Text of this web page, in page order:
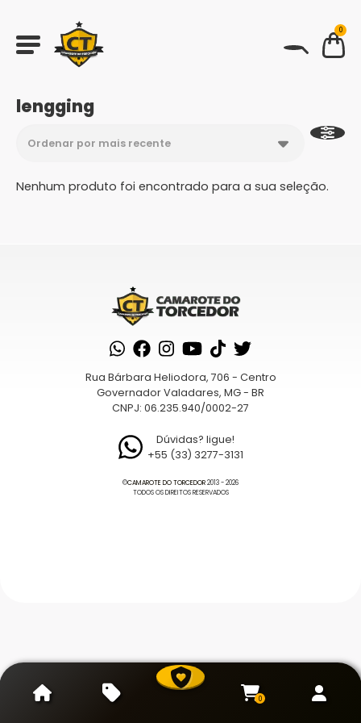
0
lengging
Nenhum produto foi encontrado para a sua seleção.
Rua Bárbara Heliodora, 706 - Centro
Governador Valadares, MG - BR
CNPJ: 06.235.940/0002-27
Dúvidas? ligue!
+55 (33) 3277-3131
©CAMAROTE DO TORCEDOR2013 - 2026
TODOS OS DIREITOS RESERVADOS
0